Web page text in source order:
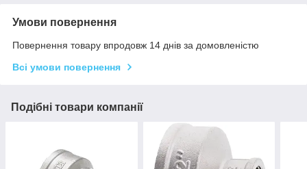
Умови повернення
Повернення товару впродовж 14 днів за домовленістю
Всі умови повернення
Подібні товари компанії